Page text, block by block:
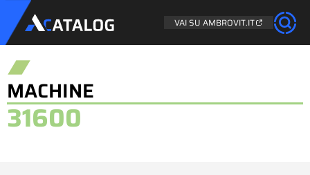
VAI SU AMBROVIT.IT
MACHINE
31600